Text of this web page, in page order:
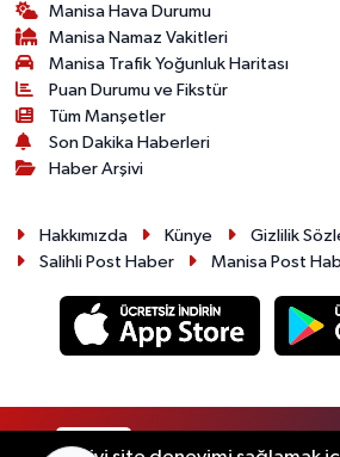
Manisa Hava Durumu
Manisa Namaz Vakitleri
Manisa Trafik Yoğunluk Haritası
Puan Durumu ve Fikstür
Tüm Manşetler
Son Dakika Haberleri
Haber Arşivi
Hakkımızda Künye Gizlilik
Salihli Post Haber
Manisa Post